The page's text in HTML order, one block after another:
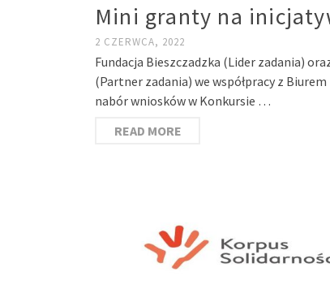
Mini granty na
2 CZERWCA, 2022
Fundacja Bieszczadzka (Lider zadania)
(Partner zadania) we współpracy z
nabór wniosków w Konkursie …
READ MORE